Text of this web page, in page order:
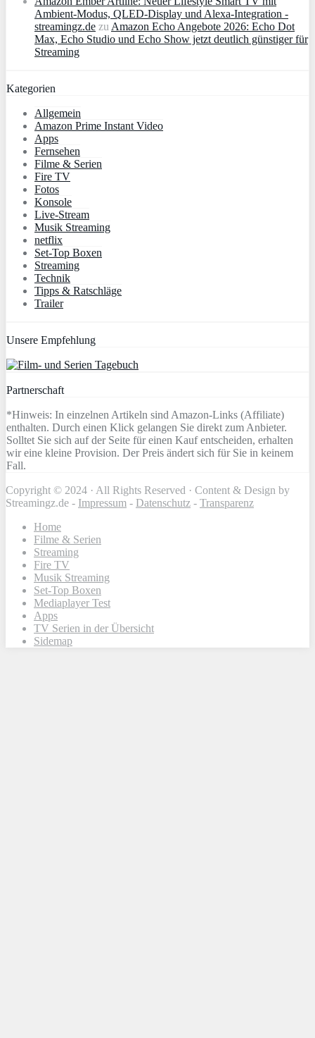
Ambient‑Modus, QLED‑Display und Alexa‑Integration -
streamingz.de zuAmazon Echo Angebote 2026: Echo Dot
Max, Echo Studio und Echo Show jetzt deutlich günstiger für
Streaming
Kategorien
Allgemein
Amazon Prime Instant Video
Apps
Fernsehen
Filme & Serien
Fire TV
Fotos
Konsole
Live-Stream
Musik Streaming
netflix
Set-Top Boxen
Streaming
Technik
Tipps & Ratschläge
Trailer
Unsere Empfehlung
Partnerschaft
*Hinweis: In einzelnen Artikeln sind Amazon-Links (Affiliate)
enthalten. Durch einen Klick gelangen Sie direkt zum Anbieter.
Solltet Sie sich auf der Seite für einen Kauf entscheiden, erhalten
wir eine kleine Provision. Der Preis ändert sich für Sie in keinem
Fall.
Copyright © 2024 · All Rights Reserved · Content & Design by
Streamingz.de - Impressum - Datenschutz - Transparenz
Home
Filme & Serien
Streaming
Fire TV
Musik Streaming
Set-Top Boxen
Mediaplayer Test
Apps
TV Serien in der Übersicht
Sidemap